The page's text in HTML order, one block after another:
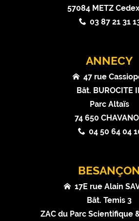
57084 METZ
03 87 21 31
ANNECY
47 rue
Bât. BUROCITE III
Parc Altaïs
74 650
04 50 64 04
BESANÇON
17E rue Alain
Bât. Temis 3
ZAC du Parc Scientifique